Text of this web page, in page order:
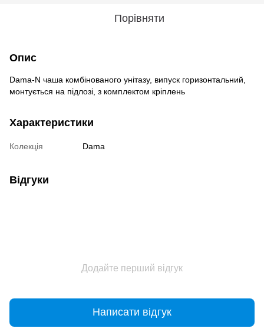
Порівняти
Опис
Dama-N чаша комбінованого унітазу, випуск горизонтальний,
монтується на підлозі, з комплектом кріплень
Характеристики
Колекція Dama
Відгуки
Додайте перший відгук
Написати відгук